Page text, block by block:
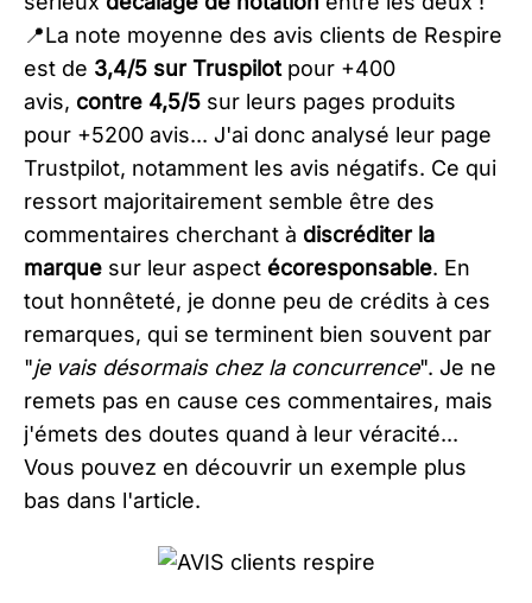
📍La note moyenne des avis clients de Respire
est de 3,4/5 sur Truspilotpour +400
avis, contre 4,5/5 sur leurs pages produits
pour +5200 avis... J'ai donc analysé leur page
Trustpilot, notamment les avis négatifs. Ce qui
ressort majoritairement semble être des
commentaires cherchant à discréditer la
marque sur leur aspect écoresponsable. En
tout honnêteté, je donne peu de crédits à ces
remarques, qui se terminent bien souvent par
"je vais désormais chez la concurrence". Je ne
remets pas en cause ces commentaires, mais
j'émets des doutes quand à leur véracité...
Vous pouvez en découvrir un exemple plus
bas dans l'article.